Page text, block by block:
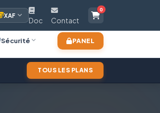
XAF
Doc Contact
0
Sécurité PANEL
Revendeur Web Website Builder
TOUS LES PLANS